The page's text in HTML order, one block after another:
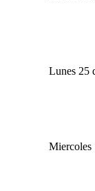
Lunes 25
Miercoles